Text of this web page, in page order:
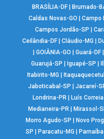
BRASÍLIA-DF| Brumado-
Caldas Novas-GO
|Campo
Campos Jordão-SP
Ceilândia-DF| Cláudio-MG
GOIÂNIA-GO Guará-DF|
Guarujá-SP
Iguapé-SP
Itabirito-MG
Jaboticabal-SP
Jacareí-
Londrina-PR| Luís
Medianeira-PR
Mirassol-
Morro Agudo-SP
Novo
SP
Paracatu-MG